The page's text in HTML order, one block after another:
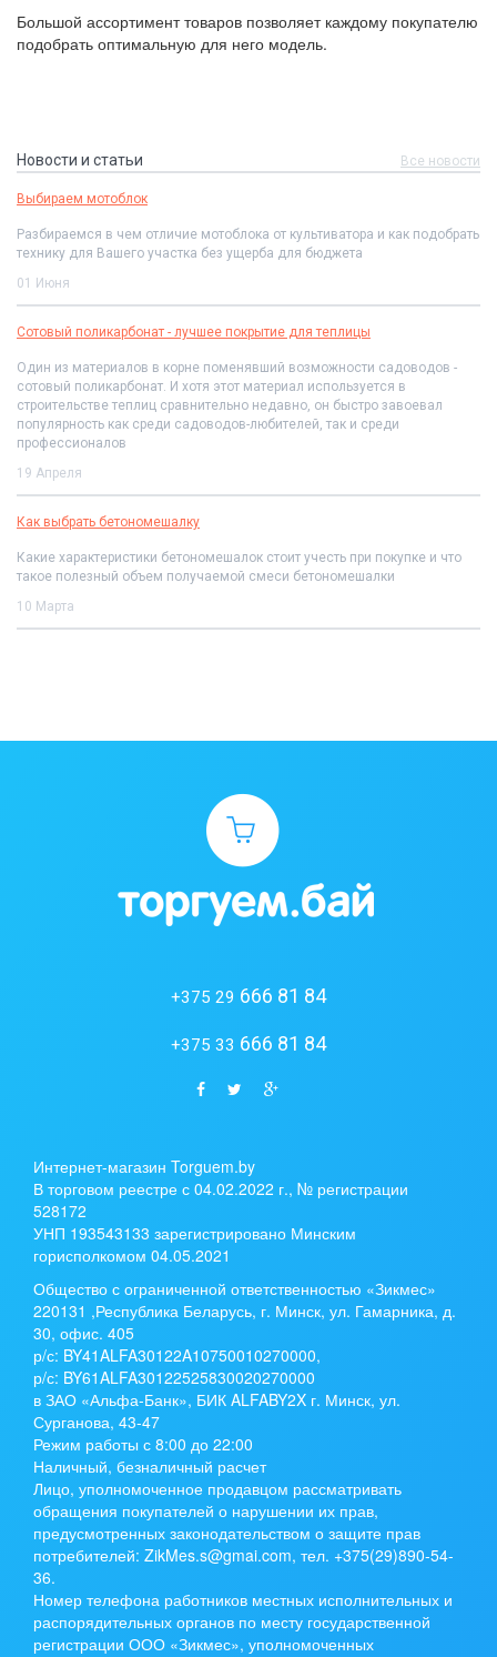
Большой ассортимент товаров позволяет каждому покупателю
подобрать оптимальную для него модель.
Новости и статьи Все новости
Выбираем мотоблок
Разбираемся в чем отличие мотоблока от культиватора и как подобрать
технику для Вашего участка без ущерба для бюджета
01 Июня
Сотовый поликарбонат - лучшее покрытие для теплицы
Один из материалов в корне поменявший возможности садоводов -
сотовый поликарбонат. И хотя этот материал используется в
строительстве теплиц сравнительно недавно, он быстро завоевал
популярность как среди садоводов-любителей, так и среди
профессионалов
19 Апреля
Как выбрать бетономешалку
Какие характеристики бетономешалок стоит учесть при покупке и что
такое полезный объем получаемой смеси бетономешалки
10 Марта
+375 29 666 81 84
+375 33 666 81 84
Интернет-магазин Torguem.by
В торговом реестре с 04.02.2022 г., № регистрации
528172
УНП 193543133 зарегистрировано Минским
горисполкомом 04.05.2021
Общество с ограниченной ответственностью «Зикмес»
220131 ,Республика Беларусь, г. Минск, ул. Гамарника, д.
30, офис. 405
р/с: BY41ALFA30122A10750010270000,
р/с: BY61ALFA30122525830020270000
в ЗАО «Альфа-Банк», БИК ALFABY2X г. Минск, ул.
Сурганова, 43-47
Режим работы с 8:00 до 22:00
Наличный, безналичный расчет
Лицо, уполномоченное продавцом рассматривать
обращения покупателей о нарушении их прав,
предусмотренных законодательством о защите прав
потребителей: ZikMes.s@gmai.com, тел. +375(29)890-54-
36.
Номер телефона работников местных исполнительных и
распорядительных органов по месту государственной
регистрации ООО «Зикмес», уполномоченных